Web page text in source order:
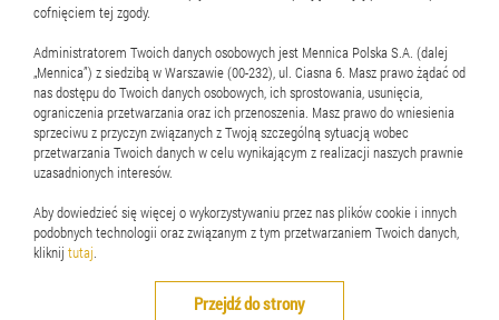
cofnięciem tej zgody.
Administratorem Twoich danych osobowych jest Mennica Polska S.A. (dalej
„Mennica”) z siedzibą w Warszawie (00-232), ul. Ciasna 6. Masz prawo żądać od
nas dostępu do Twoich danych osobowych, ich sprostowania, usunięcia,
ograniczenia przetwarzania oraz ich przenoszenia. Masz prawo do wniesienia
sprzeciwu z przyczyn związanych z Twoją szczególną sytuacją wobec
przetwarzania Twoich danych w celu wynikającym z realizacji naszych prawnie
uzasadnionych interesów.
Aby dowiedzieć się więcej o wykorzystywaniu przez nas plików cookie i innych
podobnych technologii oraz związanym z tym przetwarzaniem Twoich danych,
kliknij tutaj.
Przejdź do strony
Zobacz
© 2026 Mennica Polska S.A. Wszelkie prawa zastrzeżone
RSS